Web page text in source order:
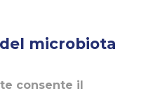
microbiota
consente il